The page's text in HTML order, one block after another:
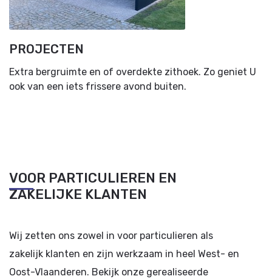
PROJECTEN
Extra bergruimte en of overdekte zithoek. Zo geniet U
ook van een iets frissere avond buiten.
VOOR PARTICULIEREN EN
ZAKELIJKE KLANTEN
Wij zetten ons zowel in voor particulieren als
zakelijk klanten en zijn werkzaam in heel West- en
Oost-Vlaanderen. Bekijk onze gerealiseerde